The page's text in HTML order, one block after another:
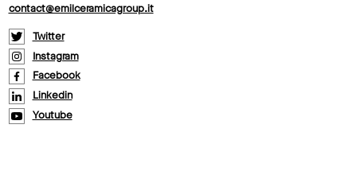
contact@emilceramicagroup.it
Twitter
Instagram
Facebook
Linkedin
Youtube